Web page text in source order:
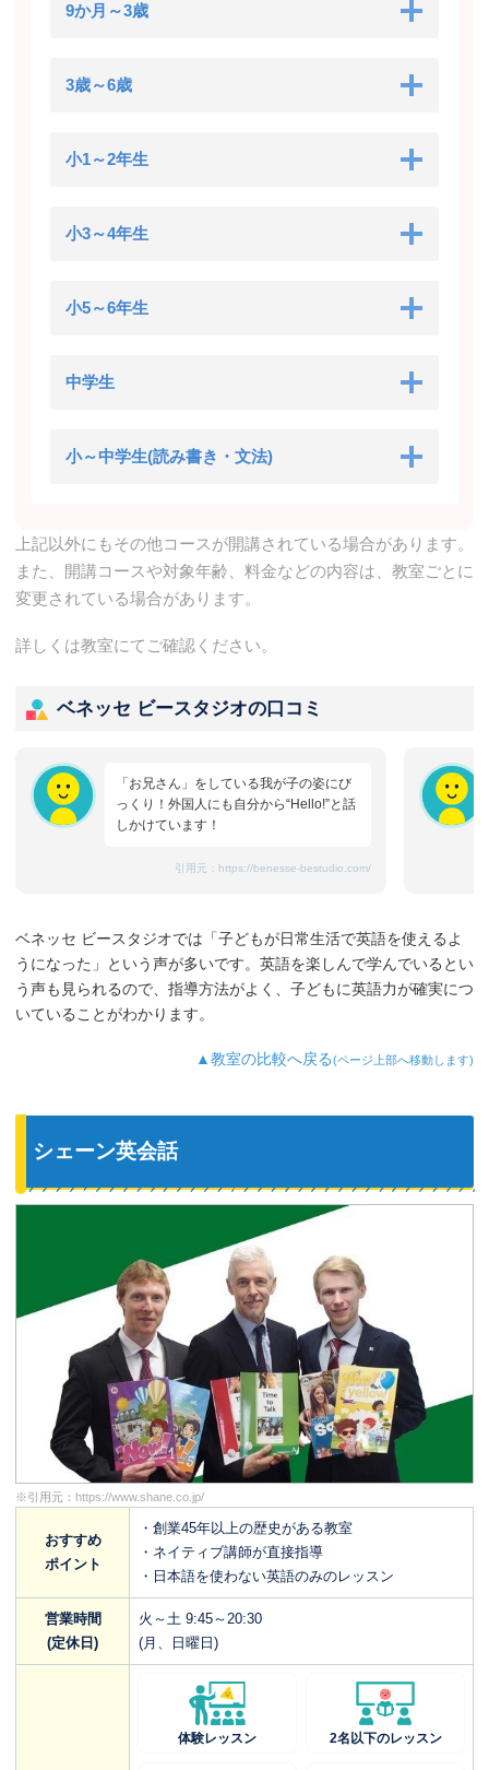
9か月～3歳
3歳～6歳
小1～2年生
小3～4年生
小5～6年生
中学生
小～中学生(読み書き・文法)
上記以外にもその他コースが開講されている場合があります。
また、開講コースや対象年齢、料金などの内容は、教室ごとに
変更されている場合があります。
詳しくは教室にてご確認ください。
ベネッセ ビースタジオの口コミ
「お兄さん」をしている我が子の姿にび
っくり！外国人にも自分から“Hello!”と話
しかけています！
引用元： https://benesse-bestudio.com/
ベネッセ ビースタジオでは「子どもが日常生活で英語を使えるよ
うになった」という声が多いです。英語を楽しんで学んでいるとい
う声も見られるので、指導方法がよく、子どもに英語力が確実につ
いていることがわかります。
▲教室の比較へ戻る(ページ上部へ移動します)
シェーン英会話
※引用元： https://www.shane.co.jp/
おすすめ
ポイント
・創業45年以上の歴史がある教室
・ネイティブ講師が直接指導
・日本語を使わない英語のみのレッスン
営業時間
(定休日)
火～土 9:45～20:30
(月、日曜日)
体験レッスン 2名以下のレッスン